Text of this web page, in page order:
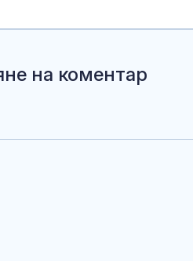
на коментар